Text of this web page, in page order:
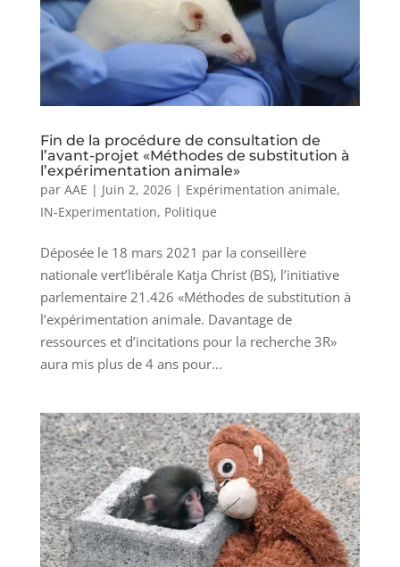
Fin de la procédure de consultation de
l’avant-projet «Méthodes de substitution à
l’expérimentation animale»
par AAE | Juin 2, 2026| Expérimentation animale,
IN-Experimentation, Politique
Déposée le 18 mars 2021 par la conseillère
nationale vert’libérale Katja Christ (BS), l’initiative
parlementaire 21.426 «Méthodes de substitution à
l’expérimentation animale. Davantage de
ressources et d’incitations pour la recherche 3R»
aura mis plus de 4 ans pour...